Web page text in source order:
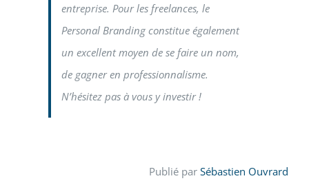
entreprise. Pour les freelances, le
Personal Branding constitue également
un excellent moyen de se faire un nom,
de gagner en professionnalisme.
N’hésitez pas à vous y investir !
Publié par Sébastien Ouvrard